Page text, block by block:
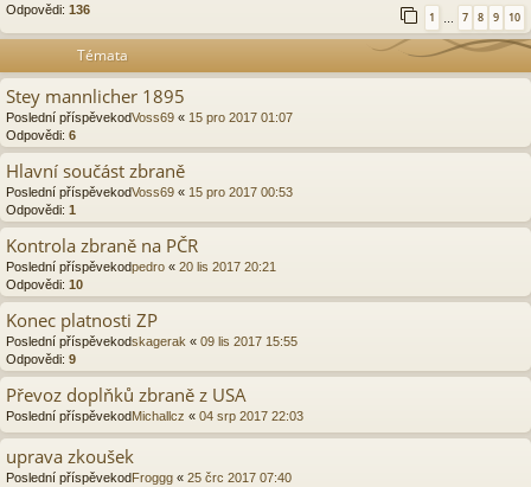
Odpovědi: 136
1 … 7 8 9 10
Témata
Stey mannlicher 1895
Poslední příspěvekodVoss69 « 15 pro 2017 01:07
Odpovědi: 6
Hlavní součást zbraně
Poslední příspěvekodVoss69 « 15 pro 2017 00:53
Odpovědi: 1
Kontrola zbraně na PČR
Poslední příspěvekodpedro « 20 lis 2017 20:21
Odpovědi: 10
Konec platnosti ZP
Poslední příspěvekodskagerak « 09 lis 2017 15:55
Odpovědi: 9
Převoz doplňků zbraně z USA
Poslední příspěvekodMichallcz « 04 srp 2017 22:03
uprava zkoušek
Poslední příspěvekodFroggg « 25 črc 2017 07:40